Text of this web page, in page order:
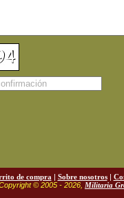
de compra | Sobre nosotros|
© 2005 - 2026, Militaria